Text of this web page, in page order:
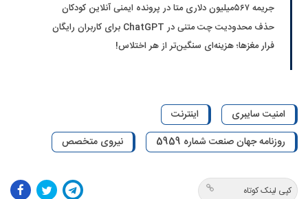
جریمه ۵۶۷‌میلیون دلاری متا در پرونده ایمنی آنلاین کودکان
حذف محدودیت چت متنی در ChatGPT برای کاربران رایگان
فرار مغزها؛ هزینه‌ای سنگین‌تر از هر اختلاس!
امنیت سایبری
اینترنت
روزنامه جهان صنعت شماره 5959
نیروی متخصص
کپی لینک کوتاه